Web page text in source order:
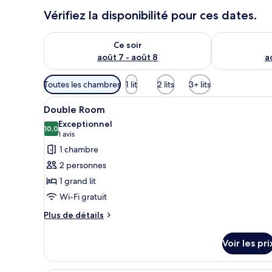
s
Vérifiez la disponibilité pour ces dates.
Ce soir
août 7 - août 8
Vérifier la disponibilité pour ce soir août 7 - août 8
Vérifier la
Filtres
disponibles
pour
les
chambres
Toutes les chambres 1 lit 2 lits 3+ lits
Afficher
toutes
les
photos
pour
ce
type
de
chambre :
Une chambre d’hôtel
9
Double Room
10,010,0 sur 10
Exceptionnel
1 avis
(1 avis)
1 chambre
2 personnes
1 grand lit
Wi-Fi gratuit
Plus de détails
Plus
le
type
Voir les